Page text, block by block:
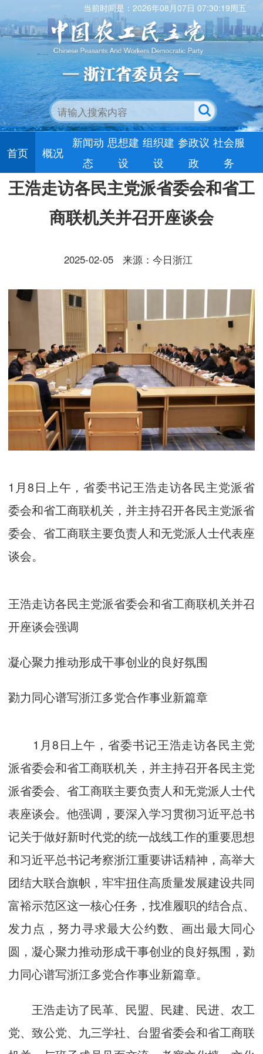
当前时间是：2026年08月07日 07:30:20周五
首页 概况
新闻动
态
思想建
设
组织建
设
参政议
政
社会服
务
王浩走访各民主党派省委会和省工
商联机关并召开座谈会
2025-02-05 来源：今日浙江
1月8日上午，省委书记王浩走访各民主党派省
委会和省工商联机关，并主持召开各民主党派省
委会、省工商联主要负责人和无党派人士代表座
谈会。
王浩走访各民主党派省委会和省工商联机关并召
开座谈会强调
凝心聚力推动形成干事创业的良好氛围
勠力同心谱写浙江多党合作事业新篇章
1月8日上午，省委书记王浩走访各民主党
派省委会和省工商联机关，并主持召开各民主党
派省委会、省工商联主要负责人和无党派人士代
表座谈会。他强调，要深入学习贯彻习近平总书
记关于做好新时代党的统一战线工作的重要思想
和习近平总书记考察浙江重要讲话精神，高举大
团结大联合旗帜，牢牢扭住高质量发展建设共同
富裕示范区这一核心任务，找准履职的结合点、
发力点，努力寻求最大公约数、画出最大同心
圆，凝心聚力推动形成干事创业的良好氛围，勠
力同心谱写浙江多党合作事业新篇章。
王浩走访了民革、民盟、民建、民进、农工
党、致公党、九三学社、台盟省委会和省工商联